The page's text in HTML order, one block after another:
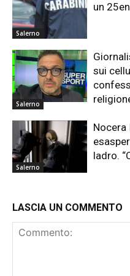
Salerno
un
Salerno
sui
Salerno
ladro.
LASCIA UN COMMENTO